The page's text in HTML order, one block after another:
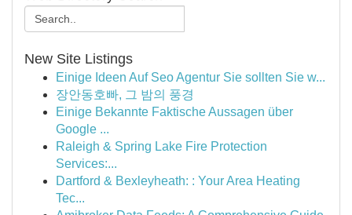
New Site Listings
Einige Ideen Auf Seo Agentur Sie sollten Sie w...
장안동호빠, 그 밤의 풍경
Einige Bekannte Faktische Aussagen über
Google ...
Raleigh & Spring Lake Fire Protection
Services:...
Dartford & Bexleyheath: : Your Area Heating
Tec...